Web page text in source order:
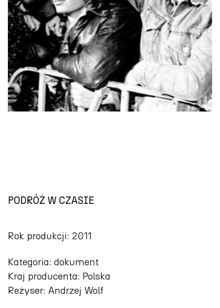
PODRÓŻ W CZASIE
Rok produkcji: 2011
Kategoria: dokument
Kraj producenta: Polska
Reżyser: Andrzej Wolf